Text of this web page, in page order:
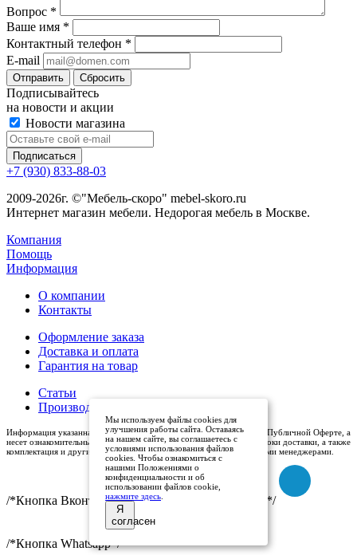
Вопрос *
Ваше имя *
Контактный телефон *
E-mail
Сбросить
Подписывайтесь
на новости и акции
Новости магазина
+7 (930) 833-88-03
2009-2026г. ©"Мебель-скоро" mebel-skoro.ru
Интернет магазин мебели. Недорогая мебель в Москве.
Компания
Помощь
Информация
О компании
Контакты
Оформление заказа
Доставка и оплата
Гарантия на товар
Статьи
Производители
Информация указанная на сайте (описания и цены), не относится к Публичной Оферте, а
несет ознакомительный характер. Окончательная цена, условия и сроки доставки, а также
комплектация и другие характеристики товаров - уточняются нашими менеджерами.
/*Кнопка Вконтакте (международный логотип)*/
/*Кнопка Whatsapp*/
Мы используем файлы cookies для
улучшения работы сайта. Оставаясь
на нашем сайте, вы соглашаетесь с
условиями использования файлов
cookies. Чтобы ознакомиться с
нашими Положениями о
конфиденциальности и об
использовании файлов cookie,
нажмите здесь
Я
согласен